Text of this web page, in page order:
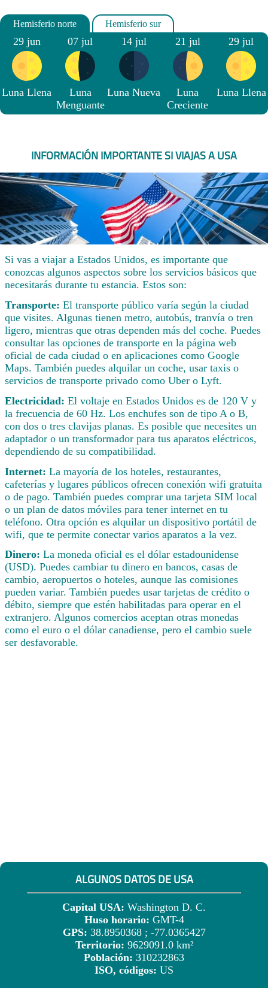
29 jun
Luna Llena
07 jul
Luna
Menguante
14 jul
Luna Nueva
21 jul
Luna
Creciente
29 jul
Luna Llena
INFORMACIÓN IMPORTANTE SI VIAJAS A USA
Si vas a viajar a Estados Unidos, es importante que
conozcas algunos aspectos sobre los servicios básicos que
necesitarás durante tu estancia. Estos son:
Transporte: El transporte público varía según la ciudad
que visites. Algunas tienen metro, autobús, tranvía o tren
ligero, mientras que otras dependen más del coche. Puedes
consultar las opciones de transporte en la página web
oficial de cada ciudad o en aplicaciones como Google
Maps. También puedes alquilar un coche, usar taxis o
servicios de transporte privado como Uber o Lyft.
Electricidad: El voltaje en Estados Unidos es de 120 V y
la frecuencia de 60 Hz. Los enchufes son de tipo A o B,
con dos o tres clavijas planas. Es posible que necesites un
adaptador o un transformador para tus aparatos eléctricos,
dependiendo de su compatibilidad.
Internet: La mayoría de los hoteles, restaurantes,
cafeterías y lugares públicos ofrecen conexión wifi gratuita
o de pago. También puedes comprar una tarjeta SIM local
o un plan de datos móviles para tener internet en tu
teléfono. Otra opción es alquilar un dispositivo portátil de
wifi, que te permite conectar varios aparatos a la vez.
Dinero: La moneda oficial es el dólar estadounidense
(USD). Puedes cambiar tu dinero en bancos, casas de
cambio, aeropuertos o hoteles, aunque las comisiones
pueden variar. También puedes usar tarjetas de crédito o
débito, siempre que estén habilitadas para operar en el
extranjero. Algunos comercios aceptan otras monedas
como el euro o el dólar canadiense, pero el cambio suele
ser desfavorable.
ALGUNOS DATOS DE USA
Capital USA: Washington D. C.
Huso horario: GMT-4
GPS: 38.8950368 ; -77.0365427
Territorio: 9629091.0 km²
Población: 310232863
ISO, códigos: US